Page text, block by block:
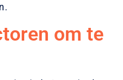
om te